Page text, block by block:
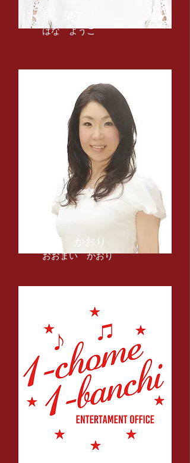
​華 陽子
​はな ようこ
​大舞 かおり
​おおまい かおり